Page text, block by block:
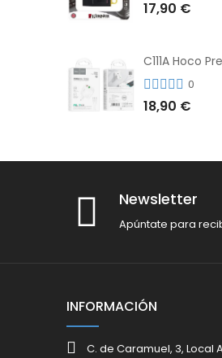
17,90 €
0
18,90 €
Newsletter
Apúntate para
INFORMACIÓN
C. de Caramuel, 3, Local